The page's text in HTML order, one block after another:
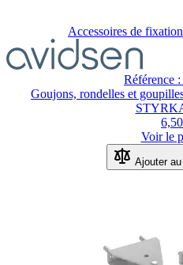
Accessoires de
Référence
Goujons, rondelles et
Voir le
Ajouter